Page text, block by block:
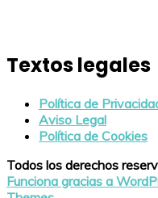
Textos legales
Política de
Aviso Legal
Política de Cookies
Todos los derechos
Funciona gracias a